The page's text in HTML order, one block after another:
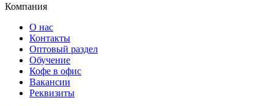
Компания
О нас
Контакты
Оптовый раздел
Обучение
Кофе в офис
Вакансии
Реквизиты